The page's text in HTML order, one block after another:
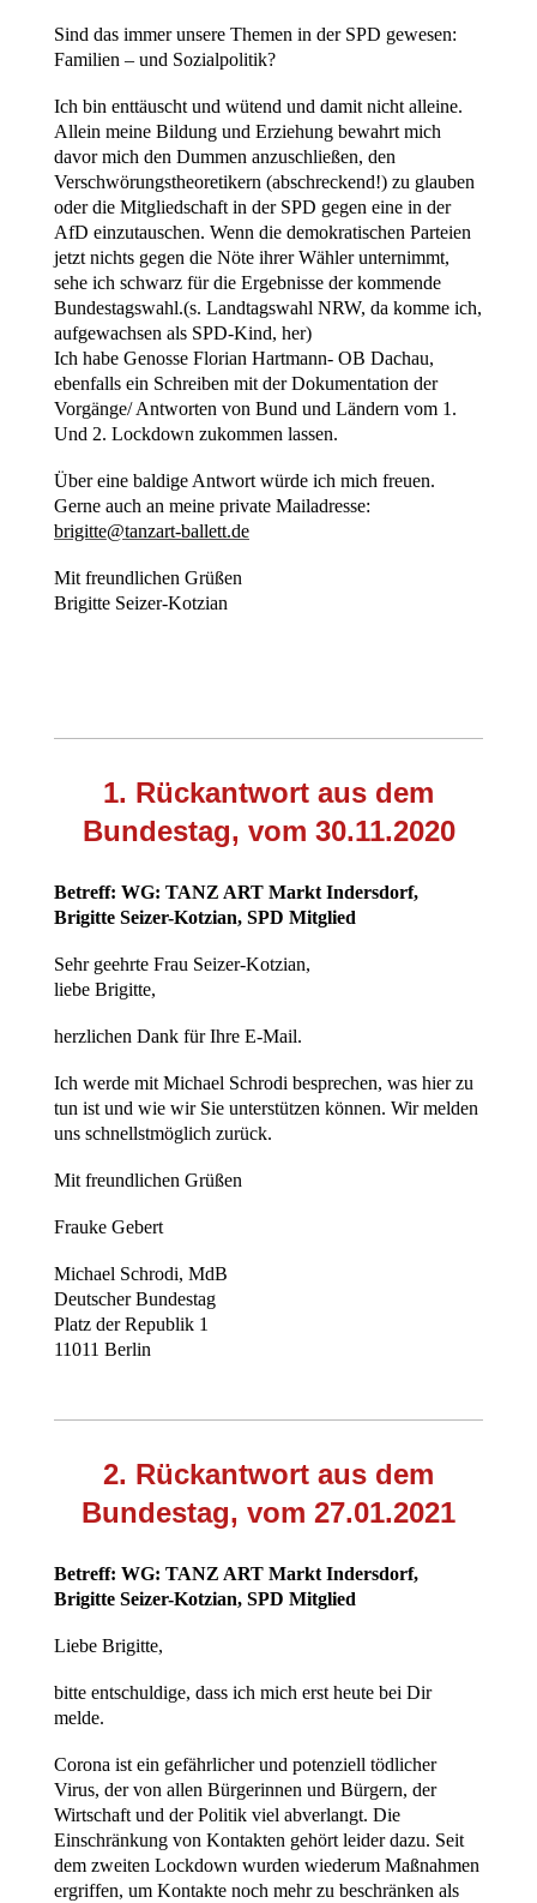
Sind das immer unsere Themen in der SPD gewesen:
Familien – und Sozialpolitik?
Ich bin enttäuscht und wütend und damit nicht alleine.
Allein meine Bildung und Erziehung bewahrt mich
davor mich den Dummen anzuschließen, den
Verschwörungstheoretikern (abschreckend!) zu glauben
oder die Mitgliedschaft in der SPD gegen eine in der
AfD einzutauschen. Wenn die demokratischen Parteien
jetzt nichts gegen die Nöte ihrer Wähler unternimmt,
sehe ich schwarz für die Ergebnisse der kommende
Bundestagswahl.(s. Landtagswahl NRW, da komme ich,
aufgewachsen als SPD-Kind, her)
Ich habe Genosse Florian Hartmann- OB Dachau,
ebenfalls ein Schreiben mit der Dokumentation der
Vorgänge/ Antworten von Bund und Ländern vom 1.
Und 2. Lockdown zukommen lassen.
Über eine baldige Antwort würde ich mich freuen.
Gerne auch an meine private Mailadresse:
brigitte@tanzart-ballett.de
Mit freundlichen Grüßen
Brigitte Seizer-Kotzian
1. Rückantwort aus dem
Bundestag, vom 30.11.2020
Betreff: WG: TANZ ART Markt Indersdorf,
Brigitte Seizer-Kotzian, SPD Mitglied
Sehr geehrte Frau Seizer-Kotzian,
liebe Brigitte,
herzlichen Dank für Ihre E-Mail.
Ich werde mit Michael Schrodi besprechen, was hier zu
tun ist und wie wir Sie unterstützen können. Wir melden
uns schnellstmöglich zurück.
Mit freundlichen Grüßen
Frauke Gebert
Michael Schrodi, MdB
Deutscher Bundestag
Platz der Republik 1
11011 Berlin
2. Rückantwort aus dem
Bundestag, vom 27.01.2021
Betreff: WG: TANZ ART Markt Indersdorf,
Brigitte Seizer-Kotzian, SPD Mitglied
Liebe Brigitte,
bitte entschuldige, dass ich mich erst heute bei Dir
melde.
Corona ist ein gefährlicher und potenziell tödlicher
Virus, der von allen Bürgerinnen und Bürgern, der
Wirtschaft und der Politik viel abverlangt. Die
Einschränkung von Kontakten gehört leider dazu. Seit
dem zweiten Lockdown wurden wiederum Maßnahmen
ergriffen, um Kontakte noch mehr zu beschränken als